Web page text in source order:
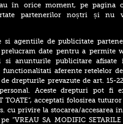
Mai mulți
și
fost
în
cu
de la
în orice moment, pe pagina
partenerilor noștri și nu
agentiile de publicitate
date pentru a permite
si anunturile publicitare
aferente retelelor
drepturile prevazute de art. 15-
Aceste drepturi pot fi
TOATE”, acceptati folosirea
cu privire la stocarea/accesarea
SA MODIFIC SETARILE